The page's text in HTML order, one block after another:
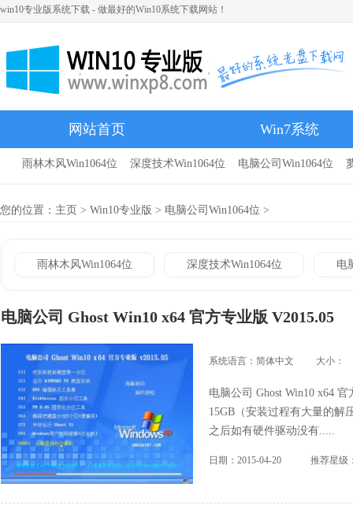
win10专业版系统下载 - 做最好的Win10系统下载网站！
网站首页 Win7系统
雨林木风
雨林木风Win1064位 深度技术Win1064位 电脑公司Win1064位
您的位置： 主页 > Win10专业版 > 电脑公司Win1064位 >
雨林木风Win1064位 深度技术Win1064位 电
电脑公司 Ghost Win10 x64 官方专业版 V2015.05
系统语言：简体中文 大小：
电脑公司 Ghost Win10 x64
15GB（安装过程有大量的解
之后如有硬件驱动没有.....
日期：2015-04-20 推荐星级